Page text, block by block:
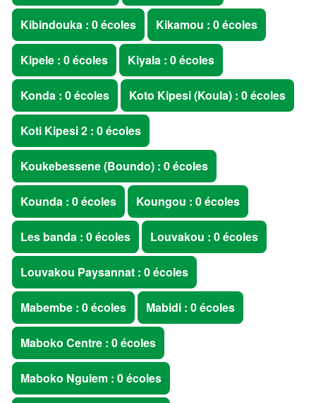
Kibindouka : 0 écoles Kikamou : 0 écoles
Kipele : 0 écoles Kiyala : 0 écoles
Konda : 0 écoles Koto Kipesi (Koula) : 0 écoles
Koti Kipesi 2 : 0 écoles
Koukebessene (Boundo) : 0 écoles
Kounda : 0 écoles Koungou : 0 écoles
Les banda : 0 écoles Louvakou : 0 écoles
Louvakou Paysannat : 0 écoles
Mabembe : 0 écoles Mabidi : 0 écoles
Maboko Centre : 0 écoles
Maboko Nguiem : 0 écoles